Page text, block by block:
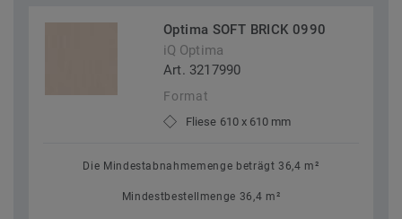
Optima SOFT BRICK 0990
iQ Optima
Art. 3217990
Format
Fliese 610 x 610 mm
Die Mindestabnahmemenge beträgt 36,4 m²
Mindestbestellmenge 36,4 m²